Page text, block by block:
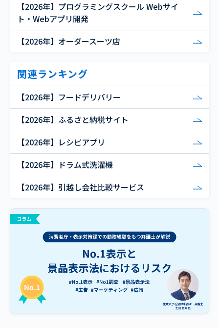
【2026年】プログラミングスクール Webサイ
ト・Webアプリ開発
【2026年】オーダースーツ店
関連ランキング
【2026年】フードデリバリー
【2026年】ふるさと納税サイト
【2026年】レシピアプリ
【2026年】ドラム式洗濯機
【2026年】引越し会社比較サービス